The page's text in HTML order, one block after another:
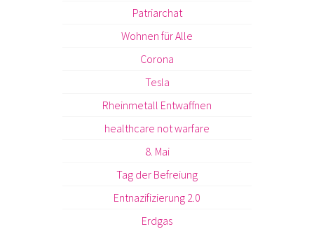
Patriarchat
Wohnen für Alle
Corona
Tesla
Rheinmetall Entwaffnen
healthcare not warfare
8. Mai
Tag der Befreiung
Entnazifizierung 2.0
Erdgas